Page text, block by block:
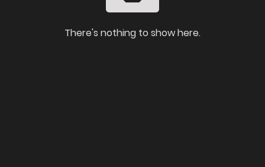
There's nothing to show here.